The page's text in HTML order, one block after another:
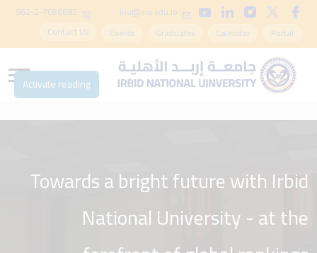
inu@inu.edu.jo
962-2-7056682
Portal
Calendar
Graduates
Events
Contact Us
Towards a bright future with Irbid
National University - at the
Activate reading